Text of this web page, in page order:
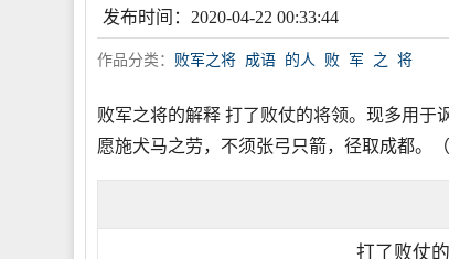
发布时间：2020-04-22 00:33:44
作品分类： 败军之将 成语 的人 败 军 之 将
败军之将的解释 打了败仗的将领。现多用于
愿施犬马之劳，不须张弓只箭，径取成都。
打了败仗